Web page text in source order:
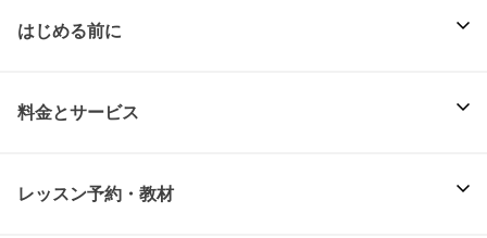
はじめる前に
料金とサービス
レッスン予約・教材